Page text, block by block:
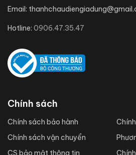
Email:
Hotline: 0906.47.35.47
Chính sách
Chính sách bảo hành
Chính sách vận chuyển